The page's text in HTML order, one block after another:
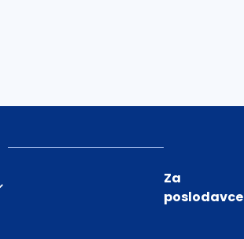
Za
poslodavce